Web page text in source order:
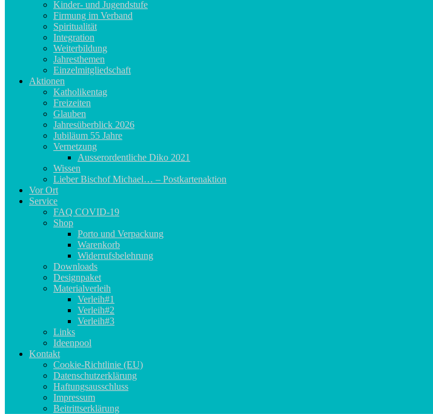
Kinder- und Jugendstufe
Firmung im Verband
Spiritualität
Integration
Weiterbildung
Jahresthemen
Einzelmitgliedschaft
Aktionen
Katholikentag
Freizeiten
Glauben
Jahresüberblick 2026
Jubiläum 55 Jahre
Vernetzung
Ausserordentliche Diko 2021
Wissen
Lieber Bischof Michael… – Postkartenaktion
Vor Ort
Service
FAQ COVID-19
Shop
Porto und Verpackung
Warenkorb
Widerrufsbelehrung
Downloads
Designpaket
Materialverleih
Verleih#1
Verleih#2
Verleih#3
Links
Ideenpool
Kontakt
Cookie-Richtlinie (EU)
Datenschutzerklärung
Haftungsausschluss
Impressum
Beitrittserklärung